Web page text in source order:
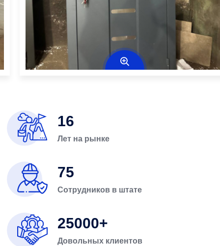
16
Лет на рынке
75
Сотрудников в штате
25000
Довольных клиентов